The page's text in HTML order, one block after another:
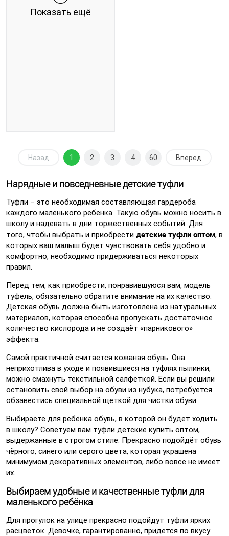
Показать ещё
Назад 1 2 3 4 60 Вперед
Нарядные и повседневные детские туфли
Туфли – это необходимая составляющая гардероба
каждого маленького ребёнка. Такую обувь можно носить в
школу и надевать в дни торжественных событий. Для
того, чтобы выбрать и приобрести детские туфли оптом, в
которых ваш малыш будет чувствовать себя удобно и
комфортно, необходимо придерживаться некоторых
правил.
Перед тем, как приобрести, понравившуюся вам, модель
туфель, обязательно обратите внимание на их качество.
Детская обувь должна быть изготовлена из натуральных
материалов, которая способна пропускать достаточное
количество кислорода и не создаёт «парникового»
эффекта.
Самой практичной считается кожаная обувь. Она
неприхотлива в уходе и появившиеся на туфлях пылинки,
можно смахнуть текстильной салфеткой. Если вы решили
остановить свой выбор на обуви из нубука, потребуется
обзавестись специальной щеткой для чистки обуви.
Выбираете для ребёнка обувь, в которой он будет ходить
в школу? Советуем вам туфли детские купить оптом,
выдержанные в строгом стиле. Прекрасно подойдёт обувь
чёрного, синего или серого цвета, которая украшена
минимумом декоративных элементов, либо вовсе не имеет
их.
Выбираем удобные и качественные туфли для
маленького ребёнка
Для прогулок на улице прекрасно подойдут туфли ярких
расцветок. Девочке, гарантированно, придется по вкусу